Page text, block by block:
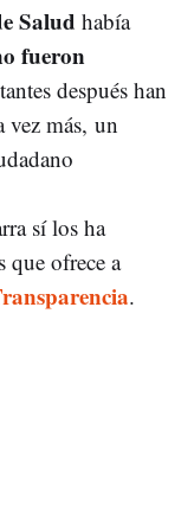
Salud había
fueron
después han
vez más, un
sí los ha
que ofrece a
.